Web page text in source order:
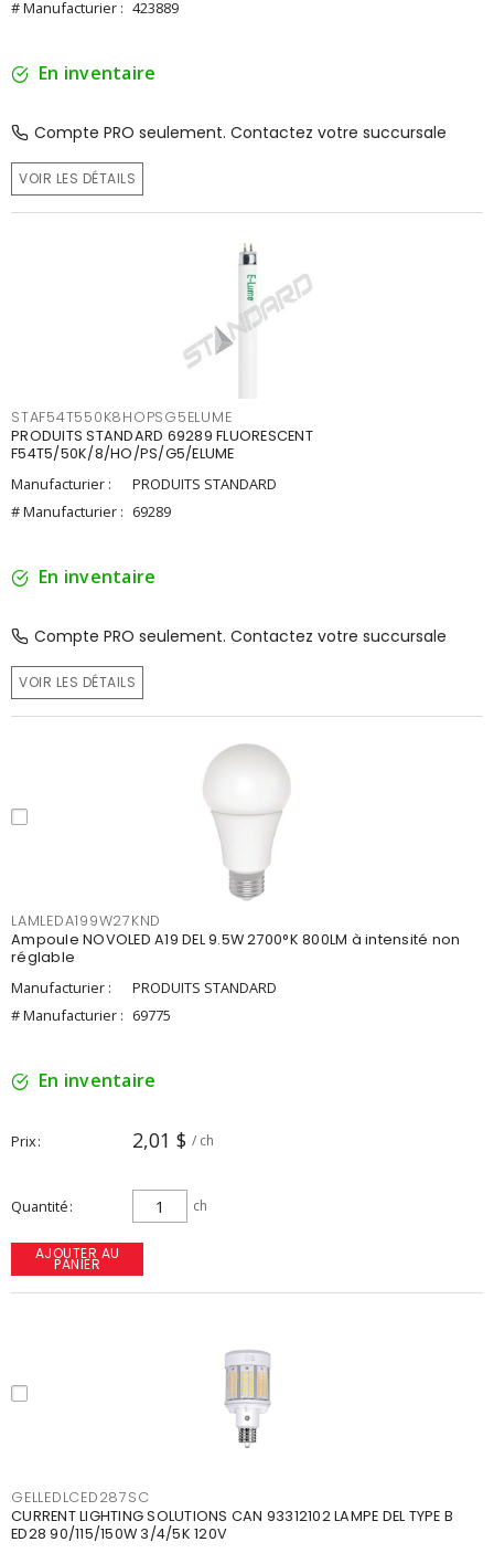
# Manufacturier : 423889
En inventaire
Compte PRO seulement. Contactez votre succursale
VOIR LES DÉTAILS
STAF54T550K8HOPSG5ELUME
PRODUITS STANDARD 69289 FLUORESCENT
F54T5/50K/8/HO/PS/G5/ELUME
Manufacturier :
PRODUITS STANDARD
# Manufacturier : 69289
En inventaire
Compte PRO seulement. Contactez votre succursale
VOIR LES DÉTAILS
LAMLEDA199W27KND
Ampoule NOVOLED A19 DEL 9.5W 2700°K 800LM à intensité non
réglable
Manufacturier :
PRODUITS STANDARD
# Manufacturier : 69775
En inventaire
Prix 2,01 $ / ch
Quantité ch
AJOUTER AU
PANIER
GELLEDLCED287SC
CURRENT LIGHTING SOLUTIONS CAN 93312102 LAMPE DEL TYPE B
ED28 90/115/150W 3/4/5K 120V